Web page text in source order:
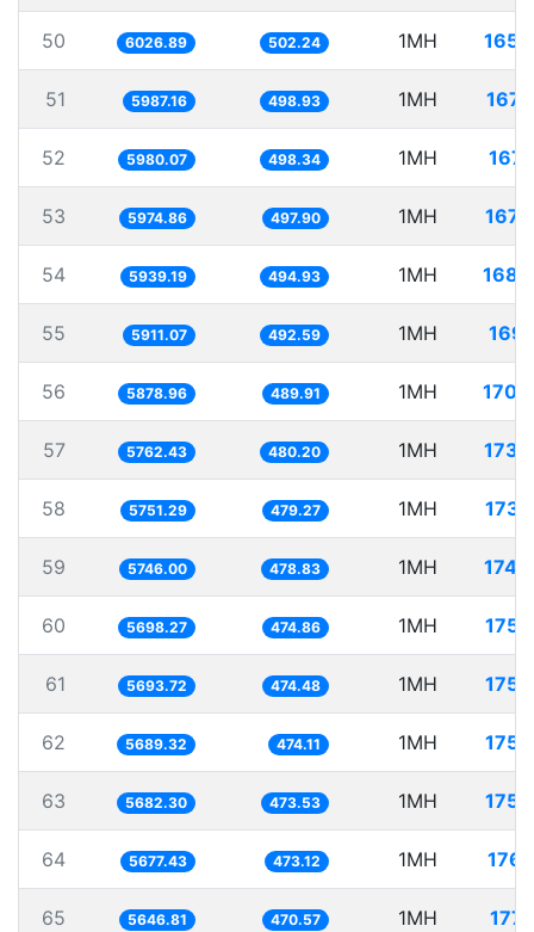
50 6026.89 502.24 1MH
51 5987.16 498.93 1MH
52 5980.07 498.34 1MH
53 5974.86 497.90 1MH
54 5939.19 494.93 1MH
55 5911.07 492.59 1MH
56 5878.96 489.91 1MH
57 5762.43 480.20 1MH
58 5751.29 479.27 1MH
59 5746.00 478.83 1MH
60 5698.27 474.86 1MH
61 5693.72 474.48 1MH
62 5689.32 474.11 1MH
63 5682.30 473.53 1MH
64 5677.43 473.12 1MH
65 5646.81 470.57 1MH